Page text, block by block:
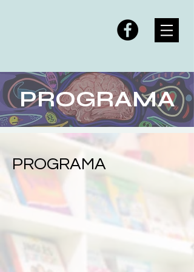
PROGRAMA
PROGRAMA